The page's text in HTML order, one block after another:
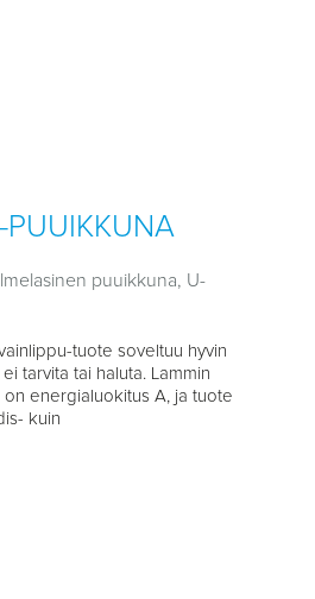
puuikkuna, U-
tuote soveltuu hyvin
tarvita tai haluta. Lammin
on energialuokitus A, ja tuote
kuin